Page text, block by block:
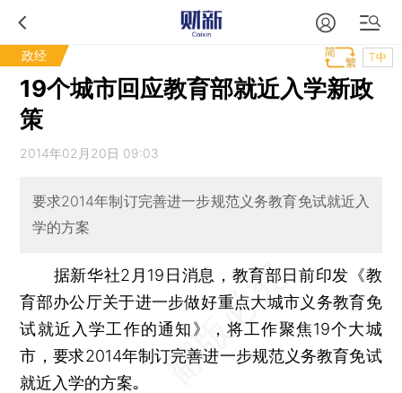
政经 T中
19个城市回应教育部就近入学新政
策
2014年02月20日 09:03
要求2014年制订完善进一步规范义务教育免试就近入
学的方案
据新华社2月19日消息，教育部日前印发《教
育部办公厅关于进一步做好重点大城市义务教育免
试就近入学工作的通知》，将工作聚焦19个大城
市，要求2014年制订完善进一步规范义务教育免试
就近入学的方案｡